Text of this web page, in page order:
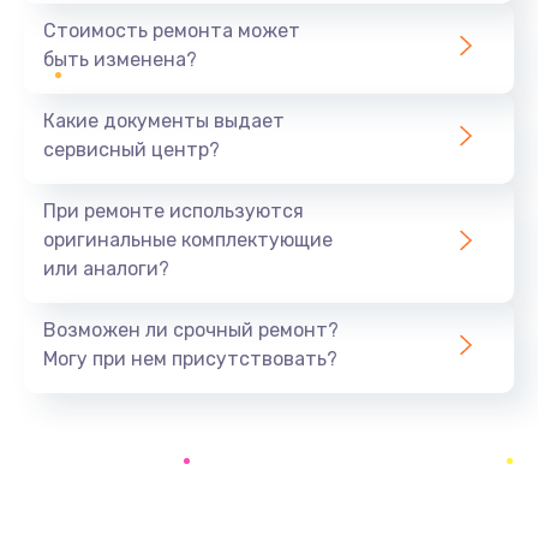
1440 руб.
Ремонт южного моста
Замена батарейки BIOS
Заказать
Стоимость ремонта может
быть изменена?
Какие документы выдает
сервисный центр?
При ремонте используются
оригинальные комплектующие
или аналоги?
Возможен ли срочный ремонт?
Могу при нем присутствовать?